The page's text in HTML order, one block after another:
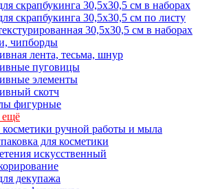
скрапбукинга 30,5х30,5 см в наборах
скрапбукинга 30,5х30,5 см по листу
30,5х30,5 см в наборах
чипборды
лента, тесьма, шнур
пуговицы
элементы
скотч
фигурные
ещё
косметики ручной работы и мыла
для косметики
искусственный
декупажа